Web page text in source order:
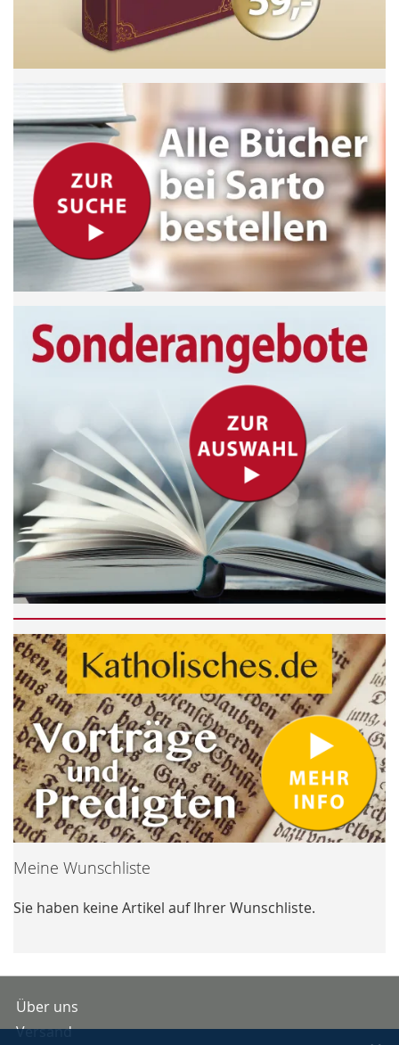
Meine Wunschliste
Sie haben keine Artikel auf Ihrer Wunschliste.
Über uns
Versand